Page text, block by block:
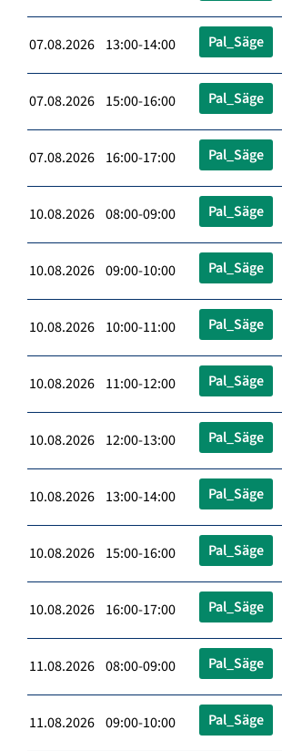
07.08.2026 13:00-14:00 Pal_Säge
07.08.2026 15:00-16:00 Pal_Säge
07.08.2026 16:00-17:00 Pal_Säge
10.08.2026 08:00-09:00 Pal_Säge
10.08.2026 09:00-10:00 Pal_Säge
10.08.2026 10:00-11:00 Pal_Säge
10.08.2026 11:00-12:00 Pal_Säge
10.08.2026 12:00-13:00 Pal_Säge
10.08.2026 13:00-14:00 Pal_Säge
10.08.2026 15:00-16:00 Pal_Säge
10.08.2026 16:00-17:00 Pal_Säge
11.08.2026 08:00-09:00 Pal_Säge
11.08.2026 09:00-10:00 Pal_Säge